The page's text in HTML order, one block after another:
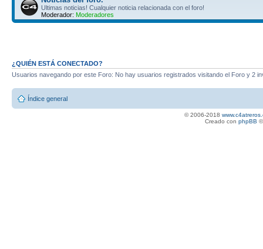
Ultimas noticias! Cualquier noticia relacionada con el foro!
Moderador: Moderadores
¿QUIÉN ESTÁ CONECTADO?
Usuarios navegando por este Foro: No hay usuarios registrados visitando el Foro y 2
Índice general
© 2006-2018
Creado con phpBB